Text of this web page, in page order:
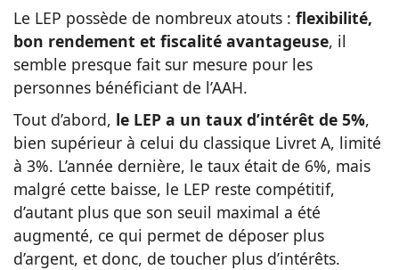
Le LEP possède de nombreux atouts : flexibilité,
bon rendement et fiscalité avantageuse, il
semble presque fait sur mesure pour les
personnes bénéficiant de l’AAH.
Tout d’abord, le LEP a un taux d’intérêt de 5%,
bien supérieur à celui du classique Livret A, limité
à 3%. L’année dernière, le taux était de 6%, mais
malgré cette baisse, le LEP reste compétitif,
d’autant plus que son seuil maximal a été
augmenté, ce qui permet de déposer plus
d’argent, et donc, de toucher plus d’intérêts.